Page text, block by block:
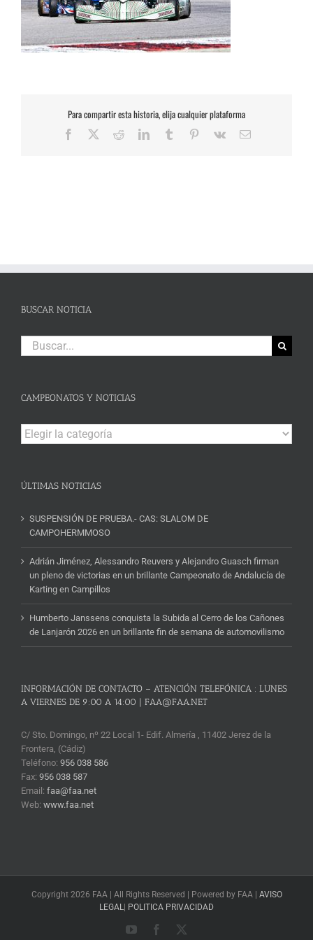
Para compartir esta historia, elija cualquier plataforma
Facebook RedditLinkedInTumblr Pinterest
Vk
Correo
BUSCAR NOTICIA
Buscar:
CAMPEONATOS Y NOTICIAS
Campeonatos
y
ÚLTIMAS NOTICIAS
SUSPENSIÓN DE PRUEBA.- CAS: SLALOM DE
CAMPOHERMMOSO
Adrián Jiménez, Alessandro Reuvers y Alejandro Guasch firman
un pleno de victorias en un brillante Campeonato de Andalucía de
Karting en Campillos
Humberto Janssens conquista la Subida al Cerro de los Cañones
de Lanjarón 2026 en un brillante fin de semana de automovilismo
INFORMACIÓN DE CONTACTO – ATENCIÓN TELEFÓNICA : LUNES
A VIERNES DE 9:00 A 14:00 | FAA@FAA.NET
C/ Sto. Domingo, nº 22 Local 1- Edif. Almería , 11402 Jerez de la
Frontera, (Cádiz)
Teléfono: 956 038 586
Fax: 956 038 587
Email: faa@faa.net
Web: www.faa.net
Copyright 2026 FAA | All Rights Reserved | Powered by FAA | AVISO
LEGAL | POLITICA PRIVACIDAD
YouTubeFacebook